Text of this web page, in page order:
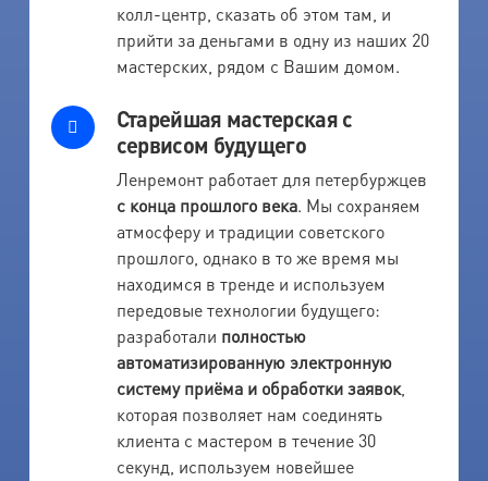
колл-центр, сказать об этом там, и
прийти за деньгами в одну из наших 20
мастерских, рядом с Вашим домом.
Старейшая мастерская с
сервисом будущего
Ленремонт работает для петербуржцев
с конца прошлого века. Мы сохраняем
атмосферу и традиции советского
прошлого, однако в то же время мы
находимся в тренде и используем
передовые технологии будущего:
разработали полностью
автоматизированную электронную
систему приёма и обработки заявок,
которая позволяет нам соединять
клиента с мастером в течение 30
секунд, используем новейшее